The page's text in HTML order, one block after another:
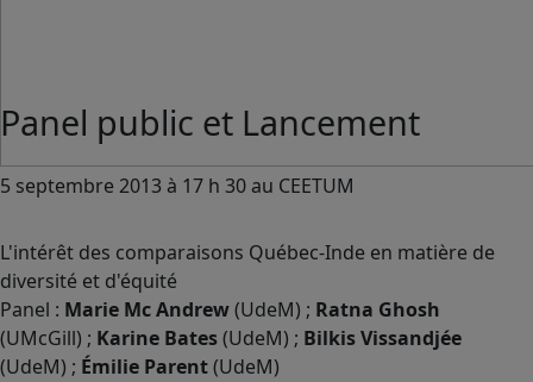
Panel public et Lancement
5 septembre 2013 à 17 h 30 au CEETUM
L'intérêt des comparaisons Québec-Inde en matière de
diversité et d'équité
Panel : Marie Mc Andrew(UdeM) ; Ratna Ghosh
(UMcGill) ; Karine Bates(UdeM) ; Bilkis Vissandjée
(UdeM) ; Émilie Parent(UdeM)